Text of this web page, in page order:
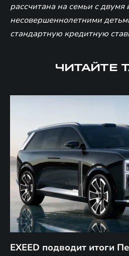
рассчитана на семьи с двумя
несовершеннолетними
стандартную кредитную
ЧИТАЙТЕ
EXEED подводит итоги